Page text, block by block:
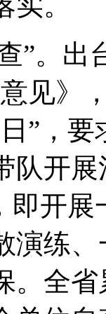
”。出
见》
”，
队开
即开
演练
。全